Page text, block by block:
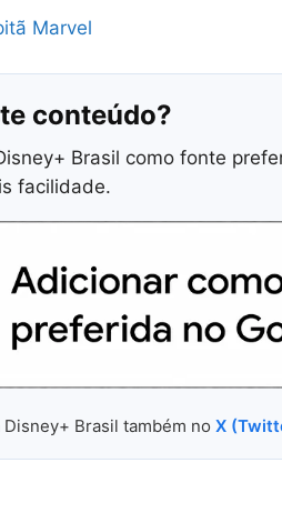
Marvel
conteúdo?
Brasil como fonte
facilidade.
Brasil também no X